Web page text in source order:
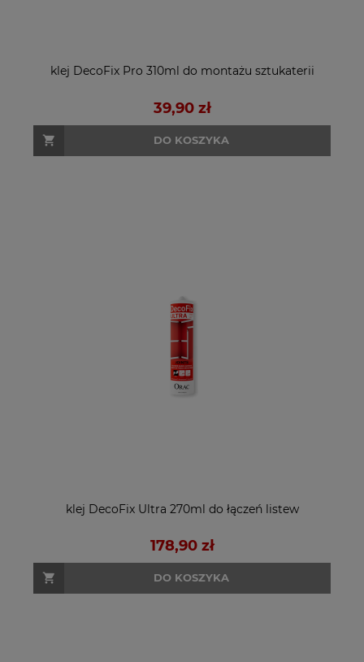
klej DecoFix Pro 310ml do montażu sztukaterii
39,90 zł
DO KOSZYKA
klej DecoFix Ultra 270ml do łączeń listew
178,90 zł
DO KOSZYKA